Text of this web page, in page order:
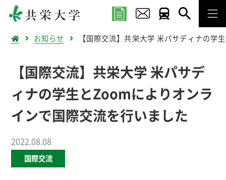
お知らせ 【国際交流】共栄大学 米パサディナの
【国際交流】共栄大学 米パサデ
ィナの学生とZoomによりオンラ
インで国際交流を行いました
2022.08.08
国際交流